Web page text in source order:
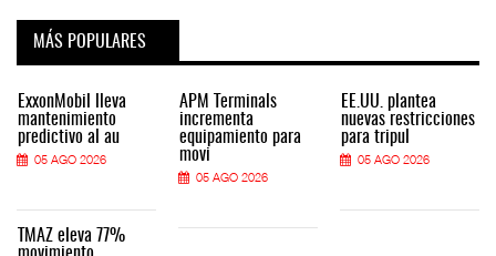
MÁS POPULARES
ExxonMobil lleva
mantenimiento
predictivo al au
05 AGO 2026
TMAZ eleva 77%
APM Terminals
incrementa
equipamiento para
movi
05 AGO 2026
EE.UU. plantea
nuevas restricciones
para tripul
05 AGO 2026